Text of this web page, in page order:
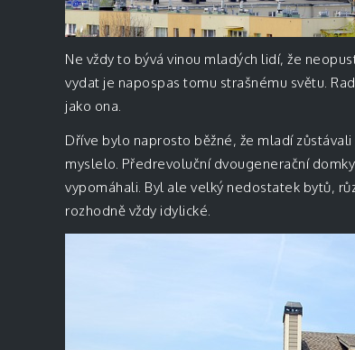
Ne vždy to bývá vinou mladých lidí, že
vydat je napospas tomu strašnému světu.
jako ona.
Dříve bylo naprosto běžné, že mladí
myslelo. Předrevoluční dvougenerační
vypomáhali. Byl ale velký nedostatek bytů,
rozhodně vždy idylické.